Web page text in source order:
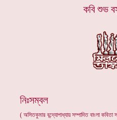
নিঃসম্বল
( অসিতকুমার বন্দ্যোপাধ্যায় সম্পাদিত বাংলা
কবি শুভ